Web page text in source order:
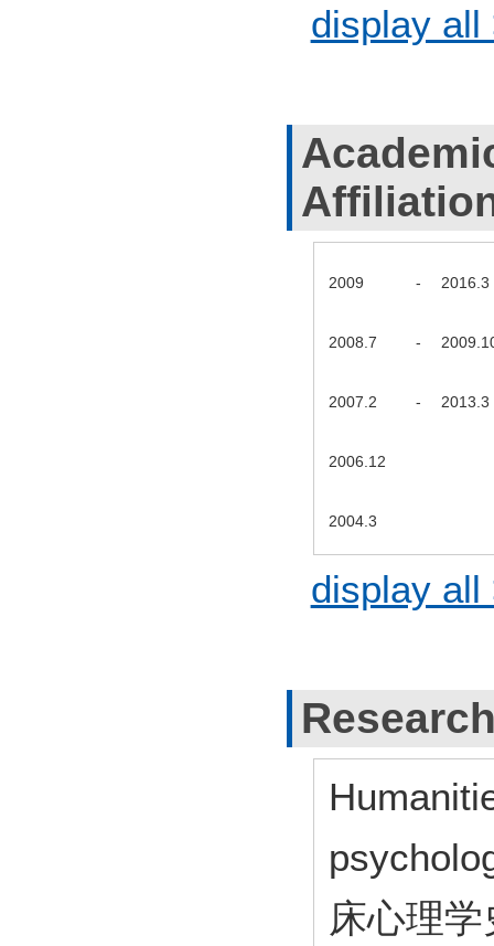
display all
2009 - 2016.3
2008.7 -
2007.2 - 2013.3
2006.12
2004.3
display all
床心理学